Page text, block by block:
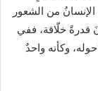
من الشعور
قدرةً خلّاقة، ففي
وكأنه واحدٌ